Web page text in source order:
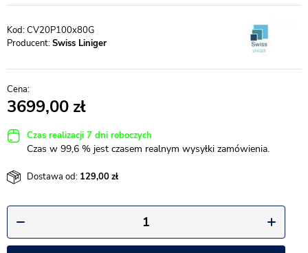
CV20P100x80G
Producent:Swiss Liniger
3699,00
Czas realizacji 7 dni roboczych
Czas w 99,6 % jest czasem realnym wysyłki zamówienia.
Dostawa od: 129,00